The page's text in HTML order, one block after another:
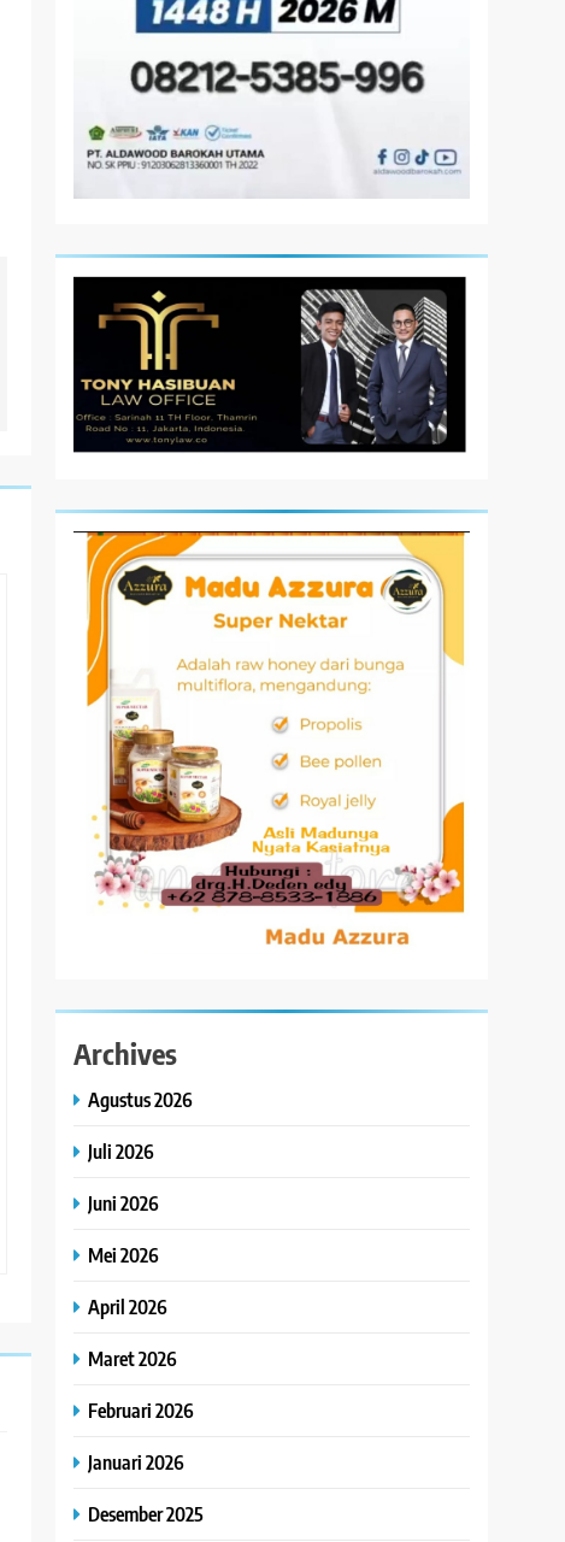
Archives
Agustus 2026
Juli 2026
Juni 2026
Mei 2026
April 2026
Maret 2026
Februari 2026
Januari 2026
Desember 2025